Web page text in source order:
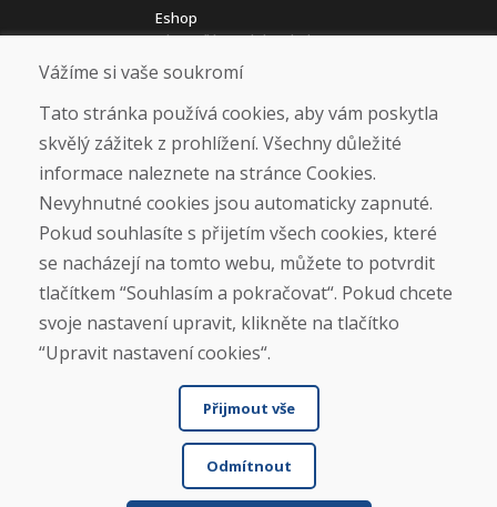
Eshop
Jak posíláme elektrokola
Obchodní podmínky
Doprava
Platba
Vrácení a výměna zboží
Ochrana osobních údajů
Cookies
Sociální sítě
© DOMIVOSPORT 2026, všechna práva vyhrazena
Vážíme si vaše soukromí
Tato stránka používá cookies, aby vám poskytla
skvělý zážitek z prohlížení. Všechny důležité
informace naleznete na stránce Cookies.
Nevyhnutné cookies jsou automaticky zapnuté.
Pokud souhlasíte s přijetím všech cookies, které
se nacházejí na tomto webu, můžete to potvrdit
tlačítkem “Souhlasím a pokračovat“. Pokud chcete
svoje nastavení upravit, klikněte na tlačítko
“Upravit nastavení cookies“.
Přijmout vše
Odmítnout